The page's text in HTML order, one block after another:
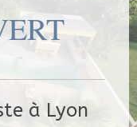
à Lyon